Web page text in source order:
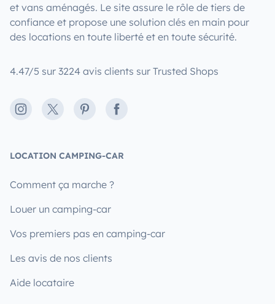
et vans aménagés. Le site assure le rôle de tiers de
confiance et propose une solution clés en main pour
des locations en toute liberté et en toute sécurité.
4.47/5 sur 3224 avis clients sur Trusted Shops
Instagram
X PinterestFacebook
LOCATION CAMPING-CAR
Comment ça marche ?
Louer un camping-car
Vos premiers pas en camping-car
Les avis de nos clients
Aide locataire